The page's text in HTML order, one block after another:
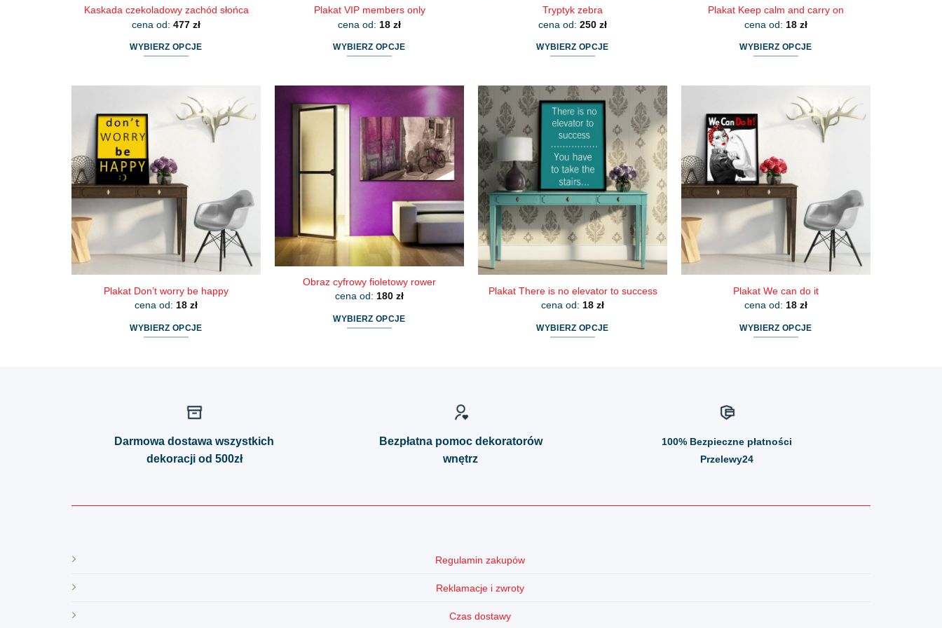
Kaskada czekoladowy zachód słońca
cena od: 477 zł
WYBIERZ OPCJE
wiele
wariantów.
można
wybrać
stronie
produktu
Plakat VIP members only
cena od: 18 zł
WYBIERZ OPCJE
wariantów.
Opcje
można
wybrać
Tryptyk zebra
cena od: 250 zł
WYBIERZ OPCJE
ma
wiele
wariantów.
Opcje
można
wybrać
na
stronie
produktu
Plakat Keep calm and carry on
cena od: 18 zł
WYBIERZ OPCJE
wiele
wariantów.
można
wybrać
stronie
produktu
Plakat Don’t worry be happy
cena od: 18 zł
WYBIERZ OPCJE
wariantów.
można
wybrać
produktu
Obraz cyfrowy fioletowy rower
cena od: 180 zł
WYBIERZ OPCJE
Plakat There is no elevator to success
cena od: 18 zł
WYBIERZ OPCJE
produktu
Plakat We can do it
cena od: 18 zł
WYBIERZ OPCJE
można
produktu
Darmowa dostawa wszystkich
dekoracji od 500zł
Bezpłatna pomoc dekoratorów
wnętrz
100% Bezpieczne płatności
Przelewy24
Regulamin zakupów
Reklamacje i zwroty
Czas dostawy